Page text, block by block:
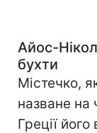
Айос-
бухти
Містечко,
назване на
Греції